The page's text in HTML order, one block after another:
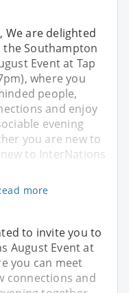
We are delighted
Southampton
Event at Tap
where you
people,
and enjoy
evening
you are new to
to InterNations
more
to invite you to
August Event at
you can meet
connections and